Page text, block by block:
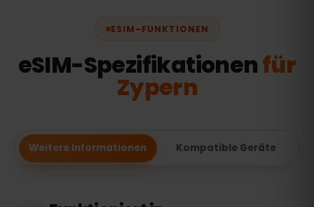
ESIM-FUNKTIONEN
eSIM-Spezifikationenfür
Zypern
Weitere Informationen Kompatible Geräte